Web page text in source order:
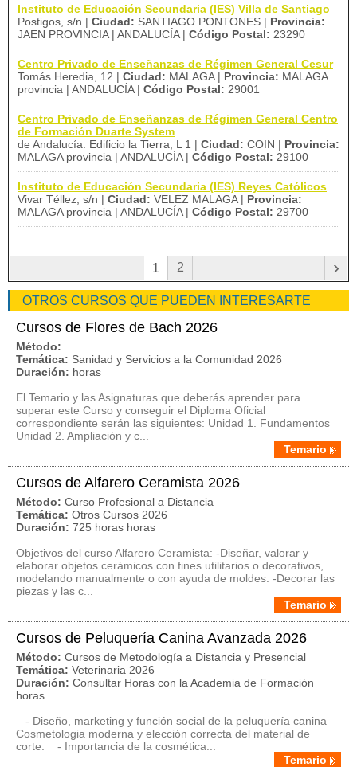
Instituto de Educación Secundaria (IES) Villa de Santiago
Postigos, s/n | Ciudad: SANTIAGO PONTONES | Provincia:
JAEN PROVINCIA | ANDALUCÍA | Código Postal: 23290
Centro Privado de Enseñanzas de Régimen General Cesur
Tomás Heredia, 12 | Ciudad: MALAGA | Provincia: MALAGA
provincia | ANDALUCÍA | Código Postal: 29001
Centro Privado de Enseñanzas de Régimen General Centro
de Formación Duarte System
de Andalucía. Edificio la Tierra, L 1 | Ciudad: COIN | Provincia:
MALAGA provincia | ANDALUCÍA | Código Postal: 29100
Instituto de Educación Secundaria (IES) Reyes Católicos
Vivar Téllez, s/n | Ciudad: VELEZ MALAGA | Provincia:
MALAGA provincia | ANDALUCÍA | Código Postal: 29700
1 2 ›
OTROS CURSOS QUE PUEDEN INTERESARTE
Cursos de Flores de Bach 2026
Método:
Temática: Sanidad y Servicios a la Comunidad 2026
Duración: horas
El Temario y las Asignaturas que deberás aprender para
superar este Curso y conseguir el Diploma Oficial
correspondiente serán las siguientes: Unidad 1. Fundamentos
Unidad 2. Ampliación y c...
Temario
Cursos de Alfarero Ceramista 2026
Método: Curso Profesional a Distancia
Temática: Otros Cursos 2026
Duración: 725 horas horas
Objetivos del curso Alfarero Ceramista: -Diseñar, valorar y
elaborar objetos cerámicos con fines utilitarios o decorativos,
modelando manualmente o con ayuda de moldes. -Decorar las
piezas y las c...
Temario
Cursos de Peluquería Canina Avanzada 2026
Método: Cursos de Metodología a Distancia y Presencial
Temática: Veterinaria 2026
Duración: Consultar Horas con la Academia de Formación
horas
- Diseño, marketing y función social de la peluquería canina
Cosmetologia moderna y elección correcta del material de
corte. - Importancia de la cosmética...
Temario